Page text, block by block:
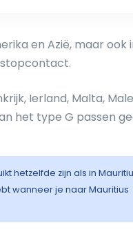
en Azië, maar ook
stopcontact.
Ierland, Malta,
het type G passen
hetzelfde zijn als in
wanneer je naar Mauritius